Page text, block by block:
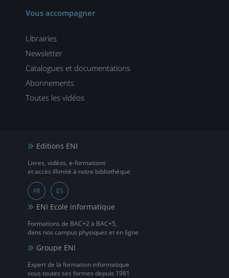
Vous accompagner
Librairies
Newsletter
Catalogues et documentations
Abonnements
Toutes les vidéos
Editions ENI
Livres, vidéos, e-formations
et accès illimité à notre bibliothèque
FR ES
ENI Ecole informatique
Formations de BAC+2 à BAC+5,
dans nos campus physiques et en ligne
Groupe ENI
Expert de la formation informatique
sous toutes ses formes depuis 1981